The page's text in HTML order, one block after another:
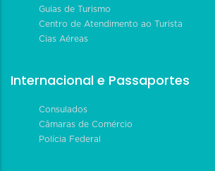
Guias de Turismo
Centro de Atendimento ao Turista
Cias Aéreas
Internacional e Passaportes
Consulados
Câmaras de Comércio
Polícia Federal